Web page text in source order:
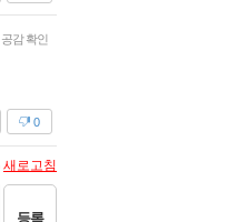
공감 확인
0
새로고침
등록